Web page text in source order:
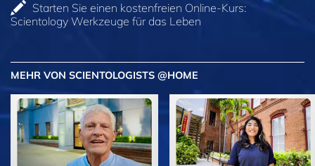
Starten Sie einen kostenfreien Online-Kurs:
Scientology Werkzeuge für das Leben
MEHR VON SCIENTOLOGISTS @HOME